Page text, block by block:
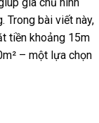
Trong bài viết này,
tiền khoảng 15m
– một lựa chọn